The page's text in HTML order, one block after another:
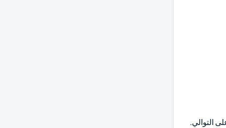
التي تعمل بالغاز ب 682.3 دولارا أمريكيا و 720.8 و 760 مليون دولار أمريكي في 2022 و 2023 و 2024 على التوالي.